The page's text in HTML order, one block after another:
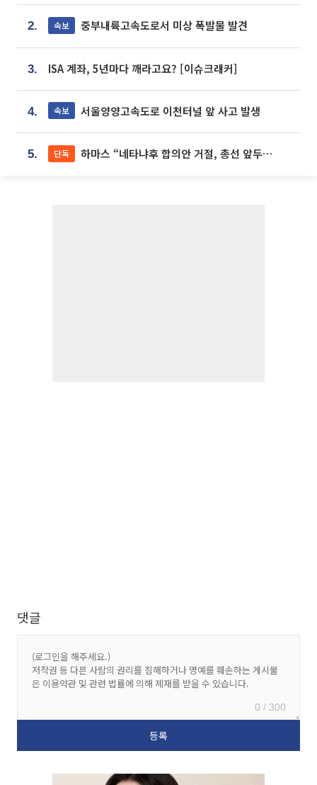
2. 속보 중부내륙고속도로서 미상 폭발물 발견
3. ISA 계좌, 5년마다 깨라고요? [이슈크래커]
4. 속보 서울양양고속도로 이천터널 앞 사고 발생
5. 단독 하마스 “네타냐후 합의안 거절, 총선 앞두고 시간 끌기”
댓글
0 / 300